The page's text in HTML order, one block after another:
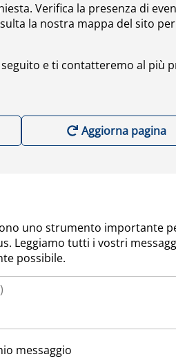
Verifica la presenza di
la nostra mappa del sito per
e ti contatteremo al più
Aggiorna pagina
uno strumento importante
Leggiamo tutti i vostri
possibile.
messaggio